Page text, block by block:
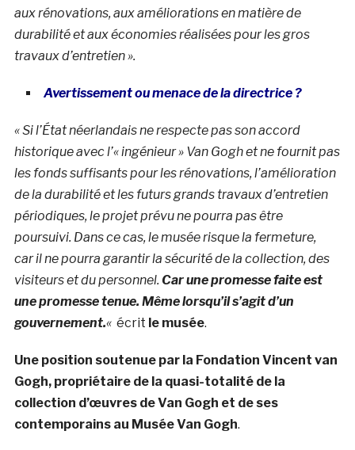
aux rénovations, aux améliorations en matière de
durabilité et aux économies réalisées pour les gros
travaux d’entretien ».
Avertissement ou menace de la directrice ?
« Si l’État néerlandaisne respecte pas son accord
historique avec l’« ingénieur » Van Gogh et ne fournit pas
les fonds suffisants pour les rénovations, l’amélioration
de la durabilité et les futurs grands travaux d’entretien
périodiques, le projet prévu ne pourra pas être
poursuivi. Dans ce cas, le musée risque la fermeture,
caril ne pourra garantir la sécurité de la collection, des
visiteurs et du personnel. Car une promesse faite est
une promesse tenue. Même lorsqu’il s’agit d’un
gouvernement.« écrit le musée.
Une position soutenue par la Fondation Vincent van
Gogh, propriétaire de la quasi-totalité de la
collection d’œuvres de Van Gogh et de ses
contemporains au Musée Van Gogh.